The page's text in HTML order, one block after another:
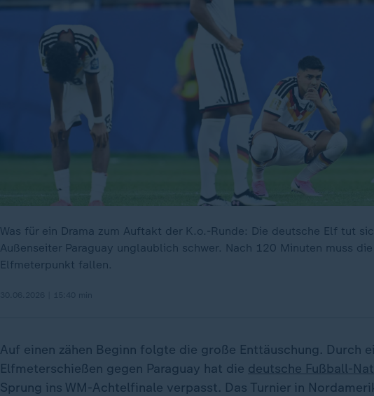
Was für ein Drama zum Auftakt der K.o.-Runde: Die deutsche Elf tut
Außenseiter Paraguay unglaublich schwer. Nach 120 Minuten muss
Elfmeterpunkt fallen.
Auf einen zähen Beginn folgte die große Enttäuschung. Durch
Elfmeterschießen gegen Paraguay hat die deutsche Fußball-
Sprung ins WM-Achtelfinale verpasst. Das Turnier in